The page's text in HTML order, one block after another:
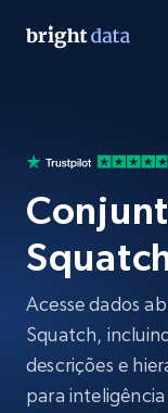
Acesse dados
Squatch,
descrições e
para